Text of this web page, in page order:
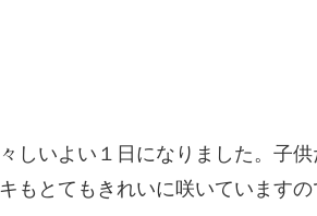
しいよい１日になりました。子
もとてもきれいに咲いています